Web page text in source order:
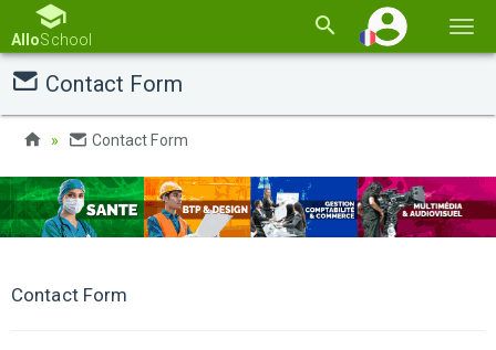
la
AlloSchool
Contact Form
Contact Form
Contact Form